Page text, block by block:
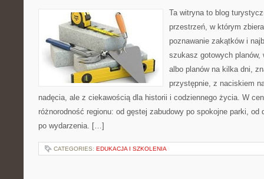
Ta witryna to blog
przestrzeń, w którym
poznawanie zakątków i
szukasz gotowych
albo planów na kilka dni,
przystępnie, z naciskiem
nadęcia, ale z ciekawością dla historii i codziennego życia. W
różnorodność regionu: od gęstej zabudowy po spokojne parki, od
po wydarzenia. […]
CATEGORIES: EDUKACJA I SZKOLENIA